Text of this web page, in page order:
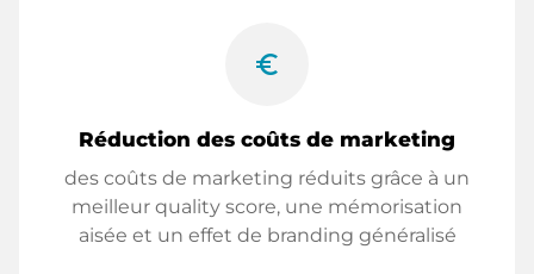
euro_symbol
Réduction des coûts de marketing
des coûts de marketing réduits grâce à un
meilleur quality score, une mémorisation
aisée et un effet de branding généralisé